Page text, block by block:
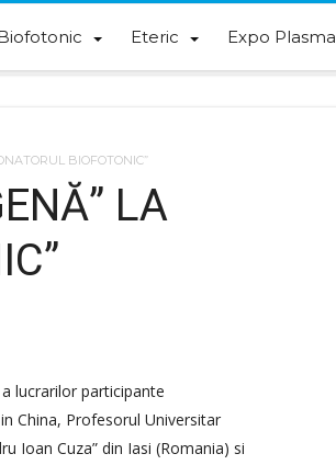
Eteric Expo Plasma
BIOFOTONIC”
LA
lucrarilor participante
China, Profesorul Universitar
Ioan Cuza” din Iasi (Romania) si